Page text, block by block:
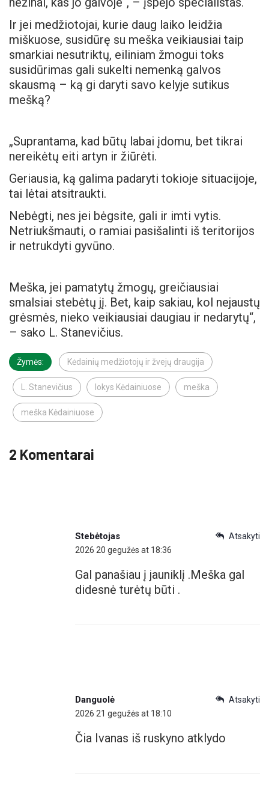
Ir jei medžiotojai, kurie daug laiko leidžia
miškuose, susidūrę su meška veikiausiai taip
smarkiai nesutriktų, eiliniam žmogui toks
susidūrimas gali sukelti nemenką galvos
skausmą – ką gi daryti savo kelyje sutikus
mešką?
„Suprantama, kad būtų labai įdomu, bet tikrai
nereikėtų eiti artyn ir žiūrėti.
Geriausia, ką galima padaryti tokioje situacijoje,
tai lėtai atsitraukti.
Nebėgti, nes jei bėgsite, gali ir imti vytis.
Netriukšmauti, o ramiai pasišalinti iš teritorijos
ir netrukdyti gyvūno.
Meška, jei pamatytų žmogų, greičiausiai
smalsiai stebėtų jį. Bet, kaip sakiau, kol nejaustų
grėsmės, nieko veikiausiai daugiau ir nedarytų“,
– sako L. Stanevičius.
Žymės: Kėdainių medžiotojų ir žvejų draugija
L. Stanevičius lokys Kėdainiuose meška
meška Kėdainiuose
2 Komentarai
Atsakyti
Stebėtojas
2026 20 gegužės at 18:36
Gal panašiau į jauniklį .Meška gal
didesnė turėtų būti .
Atsakyti
Danguolė
2026 21 gegužės at 18:10
Čia Ivanas iš ruskyno atklydo